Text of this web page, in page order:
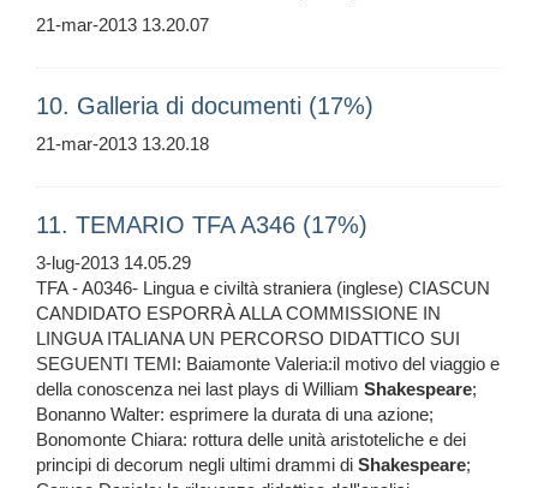
21-mar-2013 13.20.07
10. Galleria di documenti (17%)
21-mar-2013 13.20.18
11. TEMARIO TFA A346 (17%)
3-lug-2013 14.05.29
TFA - A0346- Lingua e civiltà straniera (inglese) CIASCUN
CANDIDATO ESPORRÀ ALLA COMMISSIONE IN
LINGUA ITALIANA UN PERCORSO DIDATTICO SUI
SEGUENTI TEMI: Baiamonte Valeria:il motivo del viaggio e
della conoscenza nei last plays di William Shakespeare;
Bonanno Walter: esprimere la durata di una azione;
Bonomonte Chiara: rottura delle unità aristoteliche e dei
principi di decorum negli ultimi drammi di Shakespeare;